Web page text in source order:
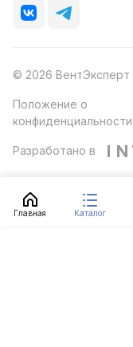
Главная Каталог
© 2026 ВентЭксперт
Положение о
конфиденциальности
Разработано в